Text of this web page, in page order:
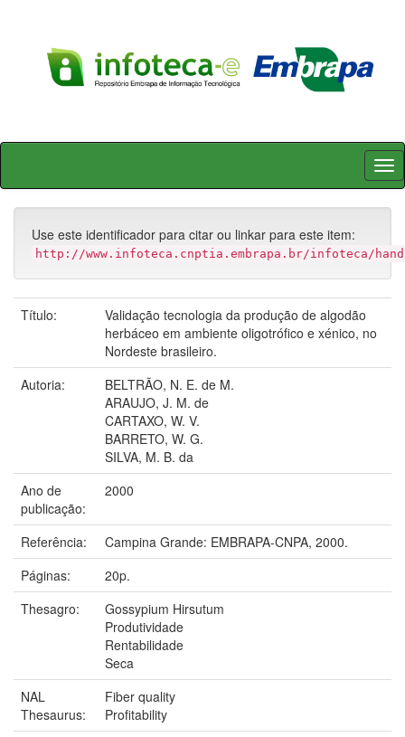
Skip
Use este identificador para citar ou linkar para este item:
http://www.infoteca.cnptia.embrapa.br/infoteca/
Título:
Validação tecnologia da produção de algodão
herbáceo em ambiente oligotrófico e xénico, no
Nordeste brasileiro.
Autoria:
BELTRÃO, N. E. de M.
ARAUJO, J. M. de
CARTAXO, W. V.
BARRETO, W. G.
SILVA, M. B. da
Ano de
publicação:
2000
Referência:
Campina Grande: EMBRAPA-CNPA, 2000.
Páginas:
20p.
Thesagro:
Gossypium Hirsutum
Produtividade
Rentabilidade
Seca
NAL
Thesaurus:
Fiber quality
Profitability